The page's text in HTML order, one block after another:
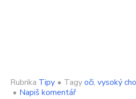
Rubrika Tipy • Tagyoči, vysoký
• Napiš komentářon